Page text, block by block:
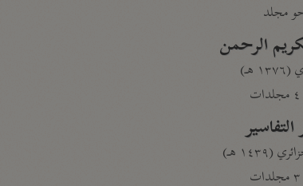
مجلد
الرحمن
هـ)
التفاسير
(١٤٣٩ هـ)